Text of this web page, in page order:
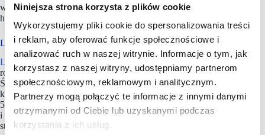
Niniejsza strona korzysta z plików cookie
Wykorzystujemy pliki cookie do spersonalizowania treści
i reklam, aby oferować funkcje społecznościowe i
analizować ruch w naszej witrynie. Informacje o tym, jak
korzystasz z naszej witryny, udostępniamy partnerom
społecznościowym, reklamowym i analitycznym.
Partnerzy mogą połączyć te informacje z innymi danymi
otrzymanymi od Ciebie lub uzyskanymi podczas
korzystania z ich usług.
w drugim kwartale br. dynamika wzrostu powierzchni
handlowej była najwyższa i wyniosła +33 proc. r/r.
LPP ma 5 marek w portfolio
LPP
jest polską firmą rodzinną, jedną z najdynamiczniej
rozwijających się w branży odzieżowej w regionie Europy
Środkowej. Od 30 lat z sukcesem projektuje i sprzedaje swoje
kolekcje i akcesoria w Polsce i za granicą. LPP zarządza
5 markami modowymi: Reserved, Cropp, House, Mohito
i Sinsay, których oferta dostępna jest dziś w sprzedaży
stacjonarnej i online na 43 rynkach na świecie.